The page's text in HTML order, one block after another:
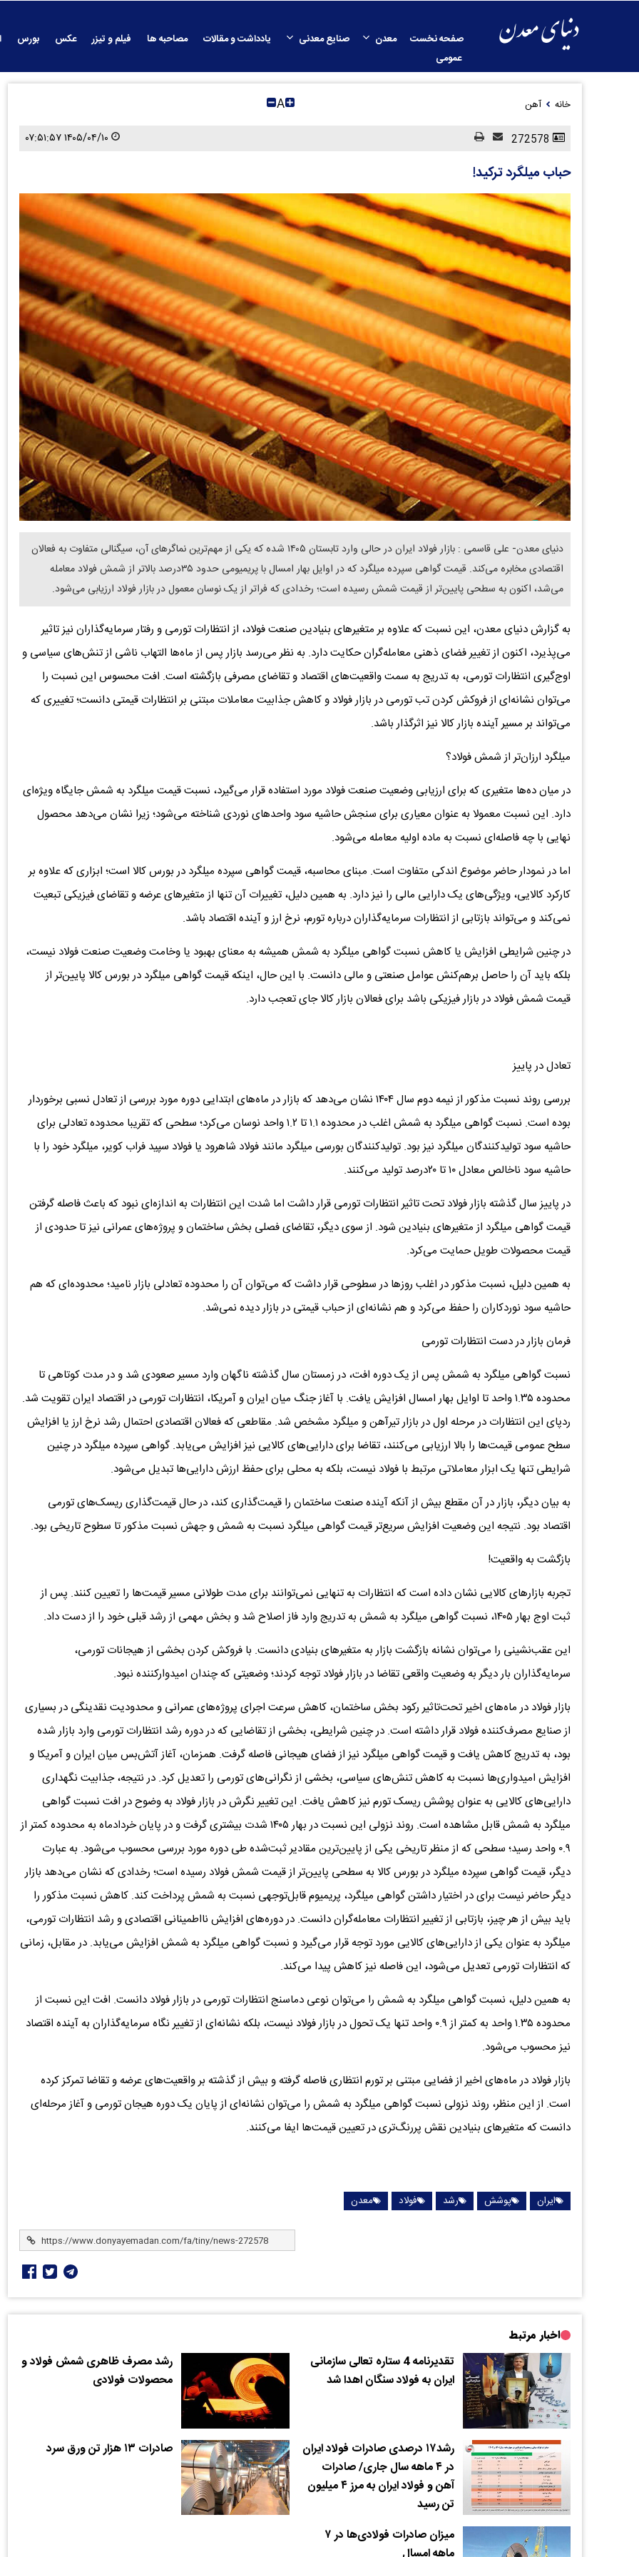
صفحه نخست معدن صنایع معدنی یادداشت و مقالات مصاحبه ها فیلم و تیزر عکس بورس
عمومی
خانه آهن A
۱۴۰۵/۰۴/۱۰ ۰۷:۵۱:۵۷
حباب میلگرد ترکید!
دنیای معدن- علی قاسمی : بازار فولاد ایران در حالی وارد تابستان ۱۴۰۵ شده که یکی از مهم‌ترین نماگرهای آن، سیگنالی متفاوت به فعالان
اقتصادی مخابره می‌کند. قیمت گواهی سپرده میلگرد که در اوایل بهار امسال با پریمیومی حدود ۳۵درصد بالاتر از شمش فولاد معامله
می‌شد، اکنون به سطحی پایین‌تر از قیمت شمش رسیده است؛ رخدادی که فراتر از یک نوسان معمول در بازار فولاد ارزیابی می‌شود.
به گزارش دنیای معدن، این نسبت که علاوه بر متغیرهای بنیادین صنعت فولاد، از انتظارات تورمی و رفتار سرمایه‌گذاران نیز تاثیر
می‌پذیرد، اکنون از تغییر فضای ذهنی معامله‌گران حکایت دارد. به نظر می‌رسد بازار پس از ماه‌ها التهاب ناشی از تنش‌های سیاسی و
اوج‌گیری انتظارات تورمی، به تدریج به سمت واقعیت‌های اقتصاد و تقاضای مصرفی بازگشته است. افت محسوس این نسبت را
می‌توان نشانه‌ای از فروکش کردن تب تورمی در بازار فولاد و کاهش جذابیت معاملات مبتنی بر انتظارات قیمتی دانست؛ تغییری که
می‌تواند بر مسیر آینده بازار کالا نیز اثرگذار باشد.
میلگرد ارزان‌تر از شمش فولاد؟
در میان ده‌ها متغیری که برای ارزیابی وضعیت صنعت فولاد مورد استفاده قرار می‌گیرد، نسبت قیمت میلگرد به شمش جایگاه ویژه‌ای
دارد. این نسبت معمولا به عنوان معیاری برای سنجش حاشیه سود واحدهای نوردی شناخته می‌شود؛ زیرا نشان می‌دهد محصول
نهایی با چه فاصله‌ای نسبت به ماده اولیه معامله می‌شود.
اما در نمودار حاضر موضوع اندکی متفاوت است. مبنای محاسبه، قیمت گواهی سپرده میلگرد در بورس کالا است؛ ابزاری که علاوه بر
کارکرد کالایی، ویژگی‌های یک دارایی مالی را نیز دارد. به همین دلیل، تغییرات آن تنها از متغیرهای عرضه و تقاضای فیزیکی تبعیت
نمی‌کند و می‌تواند بازتابی از انتظارات سرمایه‌گذاران درباره تورم، نرخ ارز و آینده اقتصاد باشد.
در چنین شرایطی افزایش یا کاهش نسبت گواهی میلگرد به شمش همیشه به معنای بهبود یا وخامت وضعیت صنعت فولاد نیست،
بلکه باید آن را حاصل برهم‌کنش عوامل صنعتی و مالی دانست. با این حال، اینکه قیمت گواهی میلگرد در بورس کالا پایین‌تر از
قیمت شمش فولاد در بازار فیزیکی باشد برای فعالان بازار کالا جای تعجب دارد.
تعادل در پاییز
بررسی روند نسبت مذکور از نیمه دوم سال ۱۴۰۴ نشان می‌دهد که بازار در ماه‌های ابتدایی دوره مورد بررسی از تعادل نسبی برخوردار
بوده است. نسبت گواهی میلگرد به شمش اغلب در محدوده ۱.۱ تا ۱.۲ واحد نوسان می‌کرد؛ سطحی که تقریبا محدوده تعادلی برای
حاشیه سود تولیدکنندگان میلگرد نیز بود. تولیدکنندگان بورسی میلگرد مانند فولاد شاهرود یا فولاد سپید فراب کویر، میلگرد خود را با
حاشیه سود ناخالص معادل ۱۰ تا ۲۰درصد تولید می‌کنند.
در پاییز سال گذشته بازار فولاد تحت تاثیر انتظارات تورمی قرار داشت اما شدت این انتظارات به اندازه‌ای نبود که باعث فاصله گرفتن
قیمت گواهی میلگرد از متغیرهای بنیادین شود. از سوی دیگر، تقاضای فصلی بخش ساختمان و پروژه‌های عمرانی نیز تا حدودی از
قیمت محصولات طویل حمایت می‌کرد.
به همین دلیل، نسبت مذکور در اغلب روزها در سطوحی قرار داشت که می‌توان آن را محدوده تعادلی بازار نامید؛ محدوده‌ای که هم
حاشیه سود نوردکاران را حفظ می‌کرد و هم نشانه‌ای از حباب قیمتی در بازار دیده نمی‌شد.
فرمان بازار در دست انتظارات تورمی
نسبت گواهی میلگرد به شمش پس از یک دوره افت، در زمستان سال گذشته ناگهان وارد مسیر صعودی شد و در مدت کوتاهی تا
محدوده ۱.۳۵ واحد تا اوایل بهار امسال افزایش یافت. با آغاز جنگ میان ایران و آمریکا، انتظارات تورمی در اقتصاد ایران تقویت شد.
ردپای این انتظارات در مرحله اول در بازار تیرآهن و میلگرد مشخص شد. مقاطعی که فعالان اقتصادی احتمال رشد نرخ ارز یا افزایش
سطح عمومی قیمت‌ها را بالا ارزیابی می‌کنند، تقاضا برای دارایی‌های کالایی نیز افزایش می‌یابد. گواهی سپرده میلگرد در چنین
شرایطی تنها یک ابزار معاملاتی مرتبط با فولاد نیست، بلکه به محلی برای حفظ ارزش دارایی‌ها تبدیل می‌شود.
به بیان دیگر، بازار در آن مقطع بیش از آنکه آینده صنعت ساختمان را قیمت‌گذاری کند، در حال قیمت‌گذاری ریسک‌های تورمی
اقتصاد بود. نتیجه این وضعیت افزایش سریع‌تر قیمت گواهی میلگرد نسبت به شمش و جهش نسبت مذکور تا سطوح تاریخی بود.
بازگشت به واقعیت!
تجربه بازارهای کالایی نشان داده است که انتظارات به تنهایی نمی‌توانند برای مدت طولانی مسیر قیمت‌ها را تعیین کنند. پس از
ثبت اوج بهار ۱۴۰۵، نسبت گواهی میلگرد به شمش به تدریج وارد فاز اصلاح شد و بخش مهمی از رشد قبلی خود را از دست داد.
این عقب‌نشینی را می‌توان نشانه بازگشت بازار به متغیرهای بنیادی دانست. با فروکش کردن بخشی از هیجانات تورمی،
سرمایه‌گذاران بار دیگر به وضعیت واقعی تقاضا در بازار فولاد توجه کردند؛ وضعیتی که چندان امیدوارکننده نبود.
بازار فولاد در ماه‌های اخیر تحت‌تاثیر رکود بخش ساختمان، کاهش سرعت اجرای پروژه‌های عمرانی و محدودیت نقدینگی در بسیاری
از صنایع مصرف‌کننده فولاد قرار داشته است. در چنین شرایطی، بخشی از تقاضایی که در دوره رشد انتظارات تورمی وارد بازار شده
بود، به تدریج کاهش یافت و قیمت گواهی میلگرد نیز از فضای هیجانی فاصله گرفت. همزمان، آغاز آتش‌بس میان ایران و آمریکا و
افزایش امیدواری‌ها نسبت به کاهش تنش‌های سیاسی، بخشی از نگرانی‌های تورمی را تعدیل کرد. در نتیجه، جذابیت نگهداری
دارایی‌های کالایی به عنوان پوشش ریسک تورم نیز کاهش یافت. این تغییر نگرش در بازار فولاد به وضوح در افت نسبت گواهی
میلگرد به شمش قابل مشاهده است. روند نزولی این نسبت در بهار ۱۴۰۵ شدت بیشتری گرفت و در پایان خردادماه به محدوده کمتر از
۰.۹ واحد رسید؛ سطحی که از منظر تاریخی یکی از پایین‌ترین مقادیر ثبت‌شده طی دوره مورد بررسی محسوب می‌شود. به عبارت
دیگر، قیمت گواهی سپرده میلگرد در بورس کالا به سطحی پایین‌تر از قیمت شمش فولاد رسیده است؛ رخدادی که نشان می‌دهد بازار
دیگر حاضر نیست برای در اختیار داشتن گواهی میلگرد، پریمیوم قابل‌توجهی نسبت به شمش پرداخت کند. کاهش نسبت مذکور را
باید بیش از هر چیز، بازتابی از تغییر انتظارات معامله‌گران دانست. در دوره‌های افزایش نااطمینانی اقتصادی و رشد انتظارات تورمی،
میلگرد به عنوان یکی از دارایی‌های کالایی مورد توجه قرار می‌گیرد و نسبت گواهی میلگرد به شمش افزایش می‌یابد. در مقابل، زمانی
که انتظارات تورمی تعدیل می‌شود، این فاصله نیز کاهش پیدا می‌کند.
به همین دلیل، نسبت گواهی میلگرد به شمش را می‌توان نوعی دماسنج انتظارات تورمی در بازار فولاد دانست. افت این نسبت از
محدوده ۱.۳۵ واحد به کمتر از ۰.۹ واحد تنها یک تحول در بازار فولاد نیست، بلکه نشانه‌ای از تغییر نگاه سرمایه‌گذاران به آینده اقتصاد
نیز محسوب می‌شود.
بازار فولاد در ماه‌های اخیر از فضایی مبتنی بر تورم انتظاری فاصله گرفته و بیش از گذشته بر واقعیت‌های عرضه و تقاضا تمرکز کرده
است. از این منظر، روند نزولی نسبت گواهی میلگرد به شمش را می‌توان نشانه‌ای از پایان یک دوره هیجان تورمی و آغاز مرحله‌ای
دانست که متغیرهای بنیادین نقش پررنگ‌تری در تعیین قیمت‌ها ایفا می‌کنند.
ایران پوشش رشد فولاد معدن
اخبار مرتبط
تقدیرنامه 4 ستاره تعالی سازمانی
ایران به فولاد سنگان اهدا شد
رشد مصرف ظاهری شمش فولاد و
محصولات فولادی
رشد۱۷ درصدی صادرات فولاد ایران
در ۴ ماهه سال جاری/ صادرات
آهن و فولاد ایران به مرز ۴ میلیون
تن رسید
صادرات ۱۳ هزار تن ورق سرد
میزان صادرات فولادی‌ها در ۷